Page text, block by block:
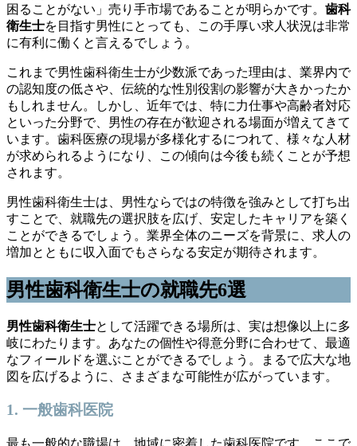
困ることがない」売り手市場であることが明らかです。 歯科
衛生士を目指す男性にとっても、この手厚い求人状況は非常
に有利に働くと言えるでしょう。
これまで男性歯科衛生士が少数派であった理由は、業界内で
の認知度の低さや、伝統的な性別役割の影響が大きかったか
もしれません。しかし、近年では、特に力仕事や高齢者対応
といった分野で、男性の存在が歓迎される場面が増えてきて
います。歯科医療の現場が多様化するにつれて、様々な人材
が求められるようになり、この傾向は今後も続くことが予想
されます。
男性歯科衛生士は、男性ならではの特徴を強みとして打ち出
すことで、就職先の選択肢を広げ、安定したキャリアを築く
ことができるでしょう。業界全体のニーズを背景に、求人の
増加とともに収入面でもさらなる安定が期待されます。
男性歯科衛生士の就職先6選
男性歯科衛生士として活躍できる場所は、実は想像以上に多
岐にわたります。あなたの個性や得意分野に合わせて、最適
なフィールドを選ぶことができるでしょう。まるで広大な地
図を広げるように、さまざまな可能性が広がっています。
1. 一般歯科医院
最も一般的な職場は、地域に密着した歯科医院です。ここで